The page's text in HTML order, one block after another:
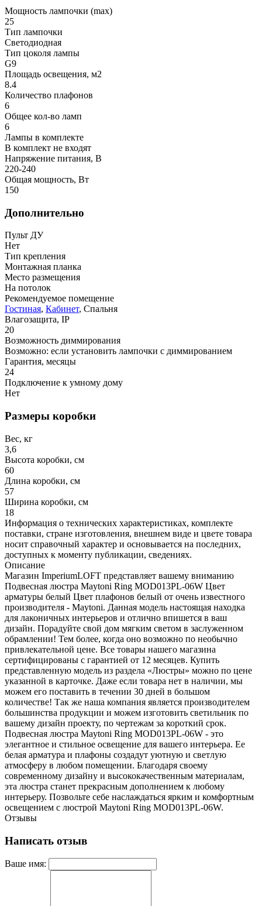
Мощность лампочки (max)
25
Тип лампочки
Светодиодная
Тип цоколя лампы
G9
Площадь освещения, м2
8.4
Количество плафонов
6
Общее кол-во ламп
6
Лампы в комплекте
В комплект не входят
Напряжение питания, В
220-240
Общая мощность, Вт
150
Дополнительно
Пульт ДУ
Нет
Тип крепления
Монтажная планка
Место размещения
На потолок
Рекомендуемое помещение
Гостиная, Кабинет, Спальня
Влагозащита, IP
20
Возможность диммирования
Возможно: если установить лампочки с диммированием
Гарантия, месяцы
24
Подключение к умному дому
Нет
Размеры коробки
Вес, кг
3,6
Высота коробки, см
60
Длина коробки, см
57
Ширина коробки, см
18
Информация о технических характеристиках, комплекте
поставки, стране изготовления, внешнем виде и цвете товара
носит справочный характер и основывается на последних,
доступных к моменту публикации, сведениях.
Описание
Магазин ImperiumLOFT представляет вашему вниманию
Подвесная люстра Maytoni Ring MOD013PL-06W Цвет
арматуры белый Цвет плафонов белый от очень известного
производителя - Maytoni. Данная модель настоящая находка
для лаконичных интерьеров и отлично впишется в ваш
дизайн. Порадуйте свой дом мягким светом в заслуженном
обрамлении! Тем более, когда оно возможно по необычно
привлекательной цене. Все товары нашего магазина
сертифицированы с гарантией от 12 месяцев. Купить
представленную модель из раздела «Люстры» можно по цене
указанной в карточке. Даже если товара нет в наличии, мы
можем его поставить в течении 30 дней в большом
количестве! Так же наша компания является производителем
большинства продукции и можем изготовить светильник по
вашему дизайн проекту, по чертежам за короткий срок.
Подвесная люстра Maytoni Ring MOD013PL-06W - это
элегантное и стильное освещение для вашего интерьера. Ее
белая арматура и плафоны создадут уютную и светлую
атмосферу в любом помещении. Благодаря своему
современному дизайну и высококачественным материалам,
эта люстра станет прекрасным дополнением к любому
интерьеру. Позвольте себе наслаждаться ярким и комфортным
освещением с люстрой Maytoni Ring MOD013PL-06W.
Отзывы
Написать отзыв
Ваше имя: